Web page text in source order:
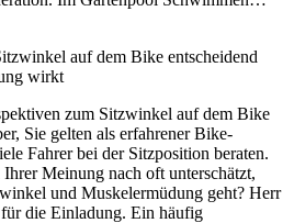
auf dem Bike entscheidend
wirkt
zum Sitzwinkel auf dem Bike
Sie gelten als erfahrener Bike-
Fahrer bei der Sitzposition beraten.
Meinung nach oft unterschätzt,
und Muskelermüdung geht? Herr
die Einladung. Ein häufig